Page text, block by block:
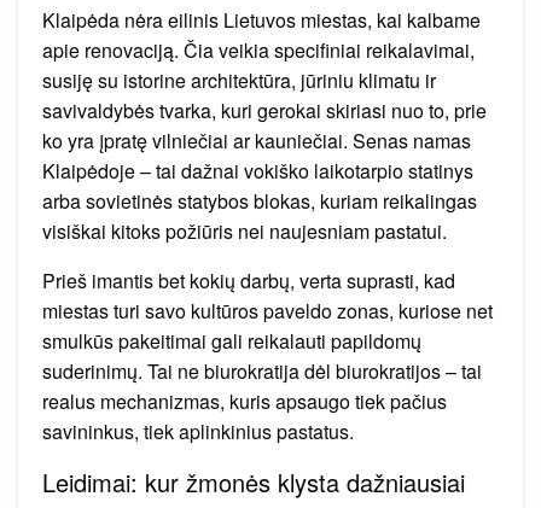
Klaipėda nėra eilinis Lietuvos miestas, kai kalbame
apie renovaciją. Čia veikia specifiniai reikalavimai,
susiję su istorine architektūra, jūriniu klimatu ir
savivaldybės tvarka, kuri gerokai skiriasi nuo to, prie
ko yra įpratę vilniečiai ar kauniečiai. Senas namas
Klaipėdoje – tai dažnai vokiško laikotarpio statinys
arba sovietinės statybos blokas, kuriam reikalingas
visiškai kitoks požiūris nei naujesniam pastatui.
Prieš imantis bet kokių darbų, verta suprasti, kad
miestas turi savo kultūros paveldo zonas, kuriose net
smulkūs pakeitimai gali reikalauti papildomų
suderinimų. Tai ne biurokratija dėl biurokratijos – tai
realus mechanizmas, kuris apsaugo tiek pačius
savininkus, tiek aplinkinius pastatus.
Leidimai: kur žmonės klysta dažniausiai